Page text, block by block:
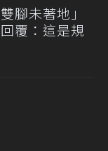
腳未著地」
覆：這是規